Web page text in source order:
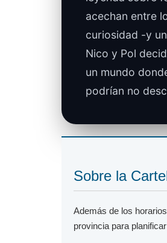
acechan entre
curiosidad -y
Nico y Pol
un mundo
podrían no
Sobre la
Además de los
provincia para